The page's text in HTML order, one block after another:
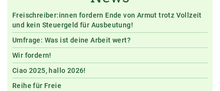
Freischreiber:innen fordern Ende von Armut trotz Vollzeit
und kein Steuergeld für Ausbeutung!
Umfrage: Was ist deine Arbeit wert?
Wir fordern!
Ciao 2025, hallo 2026!
Reihe für Freie